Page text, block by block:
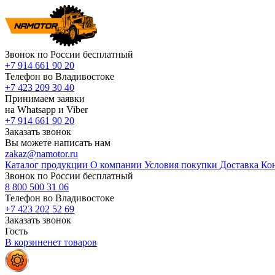
Звонок по России бесплатный
+7 914 661 90 20
Телефон во Владивостоке
+7 423 209 30 40
Принимаем заявки
на Whatsapp и Viber
+7 914 661 90 20
Заказать звонок
Вы можете написать нам
zakaz@namotor.ru
Каталог продукции О компании Условия покупки Доставка
Звонок по России бесплатный
8 800 500 31 06
Телефон во Владивостоке
+7 423 202 52 69
Заказать звонок
Гость
В корзиненет товаров